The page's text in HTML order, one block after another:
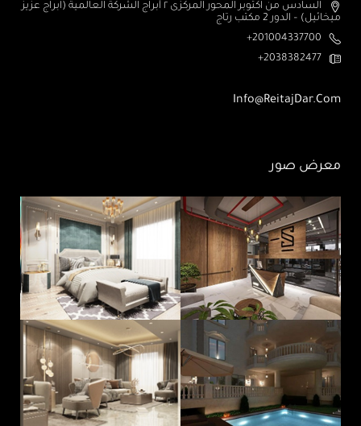
السادس من اكتوبر المحور المركزى ٢ أبراج الشركة العالمية (ابراج عزيز
ميخائيل) – الدور 2 مكتب رتاج
201004337700+
2038382477+
Info@ReitajDar.com
معرض صور